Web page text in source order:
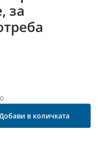
за
в количката